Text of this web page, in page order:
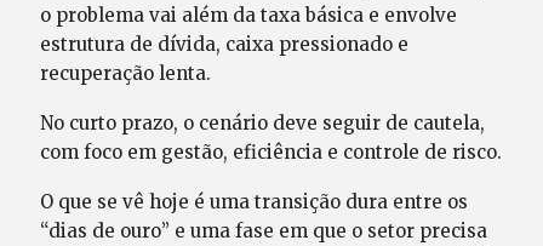
o problema vai além da taxa básica e envolve
estrutura de dívida, caixa pressionado e
recuperação lenta.
No curto prazo, o cenário deve seguir de cautela,
com foco em gestão, eficiência e controle de risco.
O que se vê hoje é uma transição dura entre os
“dias de ouro” e uma fase em que o setor precisa